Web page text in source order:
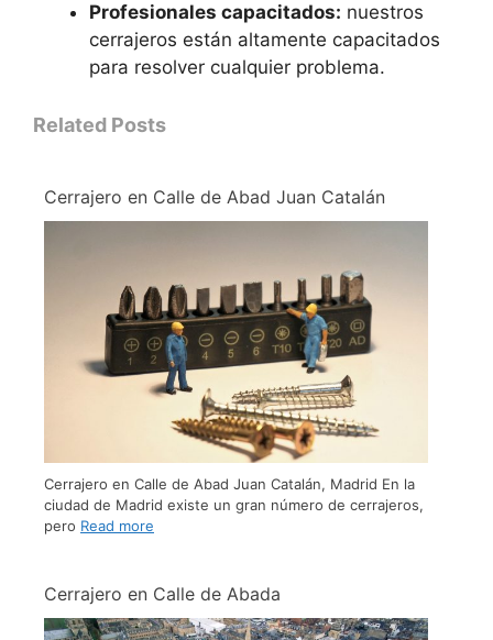
Profesionales capacitados: nuestros
cerrajeros están altamente capacitados
para resolver cualquier problema.
Related Posts
Cerrajero en Calle de Abad Juan Catalán
Cerrajero en Calle de Abad Juan Catalán, Madrid En la
ciudad de Madrid existe un gran número de cerrajeros,
pero Read more
Cerrajero en Calle de Abada